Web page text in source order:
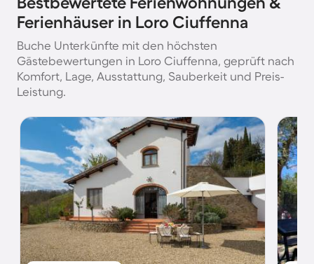
Ferienhäuser in Loro Ciuffenna
Buche Unterkünfte mit den höchsten
Gästebewertungen in Loro Ciuffenna, geprüft nach
Komfort, Lage, Ausstattung, Sauberkeit und Preis-
Leistung.